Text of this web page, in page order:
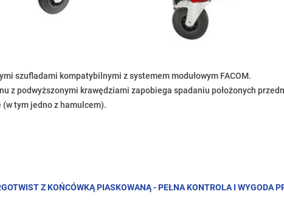
szufladami kompatybilnymi z systemem modułowym FACOM.
z podwyższonymi krawędziami zapobiega spadaniu położonych
(w tym jedno z hamulcem).
Z KOŃCÓWKĄ PIASKOWANĄ - PEŁNA KONTROLA I WYGODA